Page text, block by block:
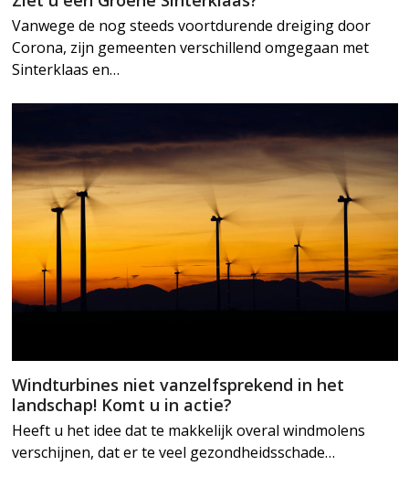
Vanwege de nog steeds voortdurende dreiging door
Corona, zijn gemeenten verschillend omgegaan met
Sinterklaas en…
Windturbines niet vanzelfsprekend in het
landschap! Komt u in actie?
Heeft u het idee dat te makkelijk overal windmolens
verschijnen, dat er te veel gezondheidsschade…